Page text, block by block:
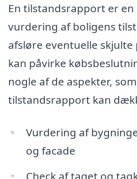
En tilstandsrapport er
vurdering af boligens
afsløre eventuelle skjulte
kan påvirke
nogle af de aspekter,
tilstandsrapport kan
Vurdering af
og facade
Check af taget og